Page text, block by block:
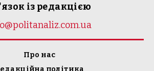
із редакцією
Про нас
політика